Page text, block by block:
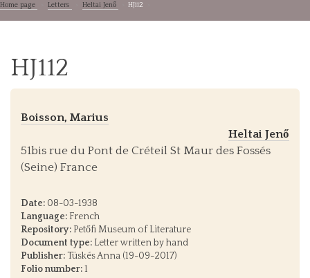
Home page Letters Heltai Jenő HJ112
HJ112
Boisson, Marius
Heltai Jenő
51bis rue du Pont de Créteil St Maur des Fossés
(Seine) France
Date: 08-03-1938
Language: French
Repository: Petőfi Museum of Literature
Document type: Letter written by hand
Publisher: Tüskés Anna (19-09-2017)
Folio number:1